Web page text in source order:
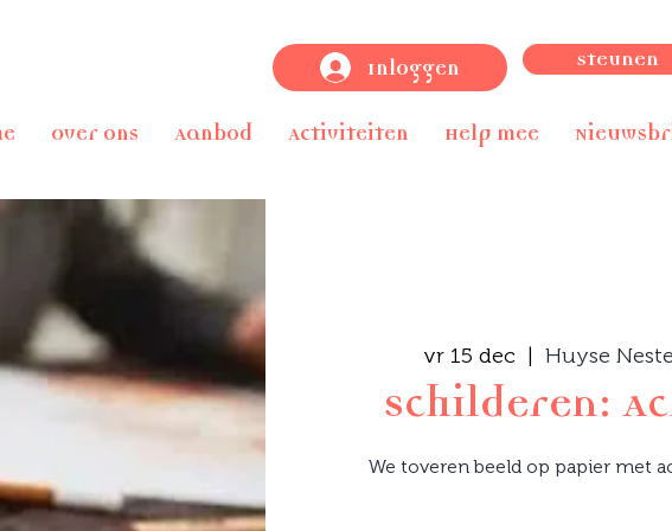
Inloggen Steunen
Over ons Aanbod Activiteiten Help mee
vr 15 dec
  |
Huyse
Schilderen:
We toveren beeld op papier met